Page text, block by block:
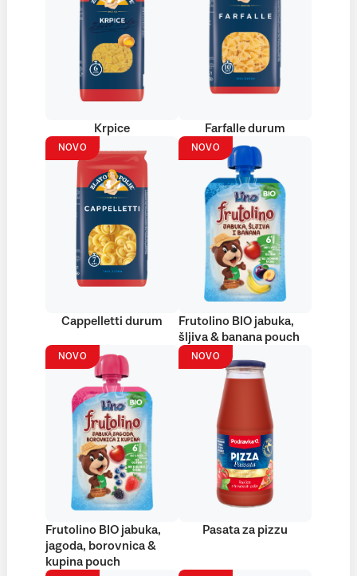
Krpice Farfalle durum
NOVO
Cappelletti durum
NOVO
Frutolino BIO jabuka,
šljiva & banana pouch
NOVO
Frutolino BIO jabuka,
jagoda, borovnica &
kupina pouch
NOVO
Pasata za pizzu